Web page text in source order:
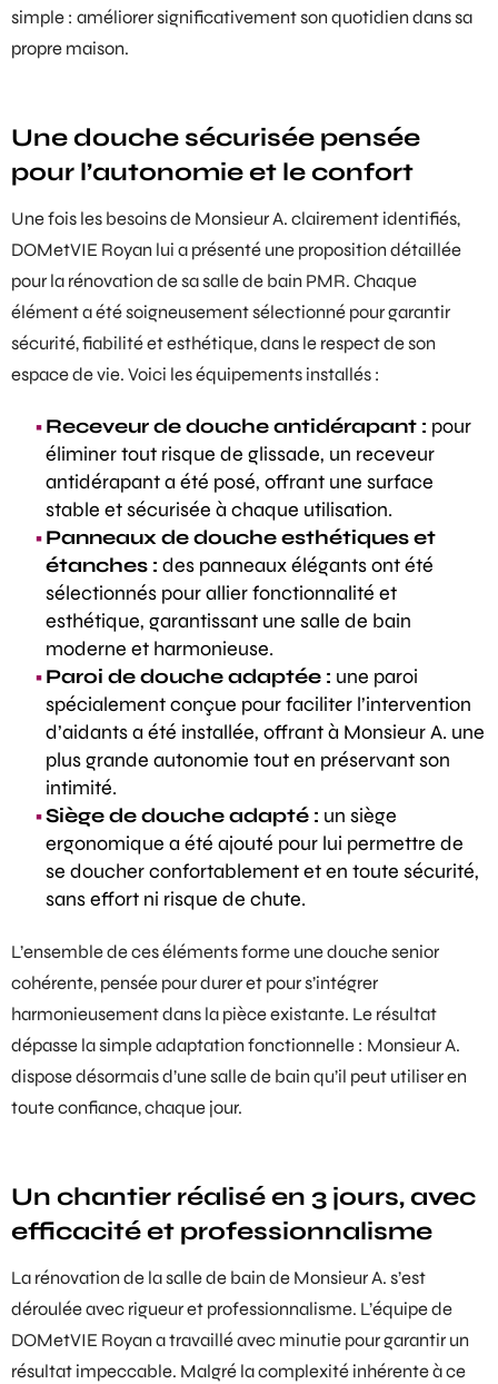
simple : améliorer significativement son quotidien dans sa
propre maison.
Une douche sécurisée pensée
pour l’autonomie et le confort
Une fois les besoins de Monsieur A. clairement identifiés,
DOMetVIE Royan lui a présenté une proposition détaillée
pour la rénovation de sasalle de bain PMR. Chaque
élément a été soigneusement sélectionné pour garantir
sécurité, fiabilité et esthétique, dans le respect de son
espace de vie. Voici les équipements installés :
Receveur de douche antidérapant : pour
éliminer tout risque de glissade, un receveur
antidérapant a été posé, offrant une surface
stable et sécurisée à chaque utilisation.
Panneaux de douche esthétiques et
étanches : des panneaux élégants ont été
sélectionnés pour allier fonctionnalité et
esthétique, garantissant une salle de bain
moderne et harmonieuse.
Paroi de douche adaptée : une paroi
spécialement conçue pour faciliter l’intervention
d’aidants a été installée, offrant à Monsieur A. une
plus grande autonomie tout en préservant son
intimité.
Siège de douche adapté : un siège
ergonomique a été ajouté pour lui permettre de
se doucher confortablement et en toute sécurité,
sans effort ni risque de chute.
L’ensemble de ces éléments forme unedouche senior
cohérente, pensée pour durer et pour s’intégrer
harmonieusement dans la pièce existante. Le résultat
dépasse la simple adaptation fonctionnelle : Monsieur A.
dispose désormais d’une salle de bain qu’il peut utiliser en
toute confiance, chaque jour.
Un chantier réalisé en 3 jours, avec
efficacité et professionnalisme
La rénovation de la salle de bain de Monsieur A. s’est
déroulée avec rigueur et professionnalisme. L’équipe de
DOMetVIE Royan a travaillé avec minutie pour garantir un
résultat impeccable. Malgré la complexité inhérente à ce